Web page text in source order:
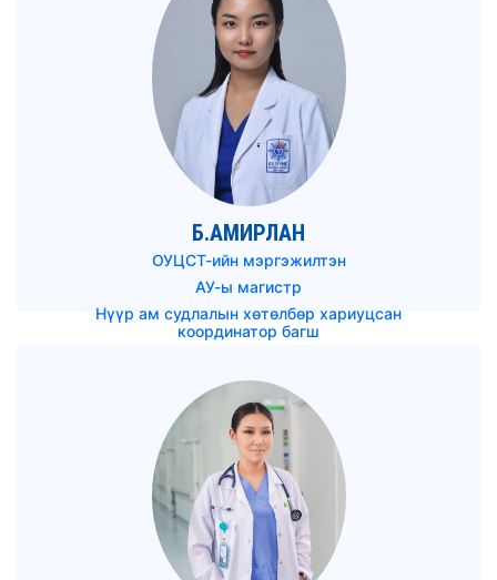
Б.АМИРЛАН
ОУЦСТ-ийн мэргэжилтэн
АУ-ы магистр
Нүүр ам судлалын хөтөлбөр хариуцсан
координатор багш